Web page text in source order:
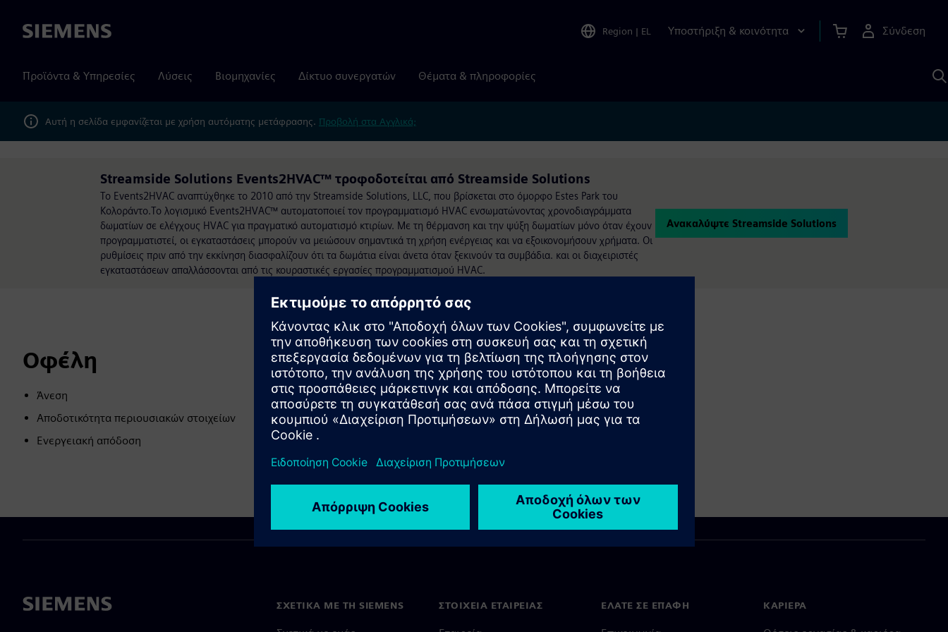
Siemens Region | EL Υποστήριξη & κοινότητα Σύνδεση
Προϊόντα & Υπηρεσίες Λύσεις Βιομηχανίες Δίκτυο συνεργατών Θέματα & πληροφορίες
Αυτή η σελίδα εμφανίζεται με χρήση αυτόματης μετάφρασης. Προβολή στα Αγγλικά;
Streamside Solutions Events2HVAC™ τροφοδοτείται από Streamside Solutions
Το Events2HVAC αναπτύχθηκε το 2010 από την Streamside Solutions, LLC, που βρίσκεται στο όμορφο Estes Park του
Κολοράντο.Το λογισμικό Events2HVAC™ αυτοματοποιεί τον προγραμματισμό HVAC ενσωματώνοντας χρονοδιαγράμματα
δωματίων σε ελέγχους HVAC για πραγματικό αυτοματισμό κτιρίων. Με τη θέρμανση και την ψύξη δωματίων μόνο όταν έχουν
προγραμματιστεί, οι εγκαταστάσεις μπορούν να μειώσουν σημαντικά τη χρήση ενέργειας και να εξοικονομήσουν χρήματα. Οι
ρυθμίσεις πριν από την εκκίνηση διασφαλίζουν ότι τα δωμάτια είναι άνετα όταν ξεκινούν τα συμβάδια. και οι διαχειριστές
εγκαταστάσεων απαλλάσσονται από τις κουραστικές εργασίες προγραμματισμού HVAC.
Ανακαλύψτε Streamside Solutions
Οφέλη
Άνεση
Αποδοτικότητα περιουσιακών στοιχείων
Ενεργειακή απόδοση
ΣΧΕΤΙΚΆ ΜΕ ΤΗ SIEMENS ΣΤΟΙΧΕΊΑ ΕΤΑΙΡΕΊΑΣ ΕΛΆΤΕ ΣΕ ΕΠΑΦΉ ΚΑΡΙΈΡΑ